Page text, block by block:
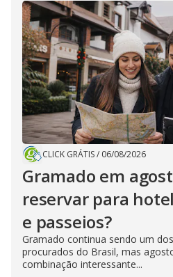
CLICK GRÁTIS/ 06/08/2026
Gramado em
reservar para
e passeios?
Gramado continua sendo um
procurados do Brasil, mas
combinação interessante...